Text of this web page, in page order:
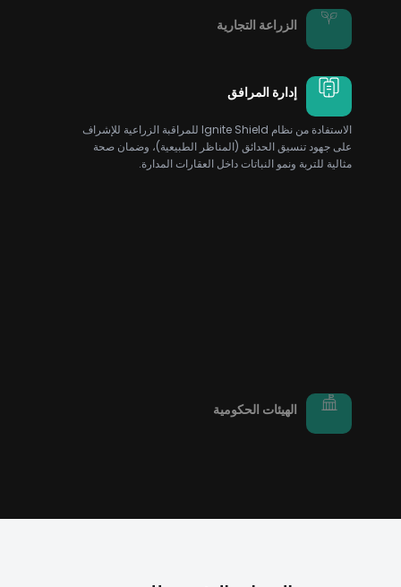
الزراعة التجارية
إدارة المرافق
الاستفادة من نظام Ignite Shield للمراقبة الزراعية للإشراف
على جهود تنسيق الحدائق (المناظر الطبيعية)، وضمان صحة
مثالية للتربة ونمو النباتات داخل العقارات المدارة.
الهيئات الحكومية